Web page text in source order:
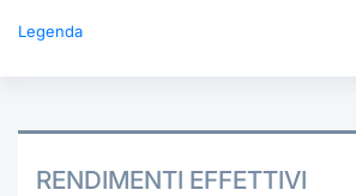
Legenda
RENDIMENTI EFFETTIVI